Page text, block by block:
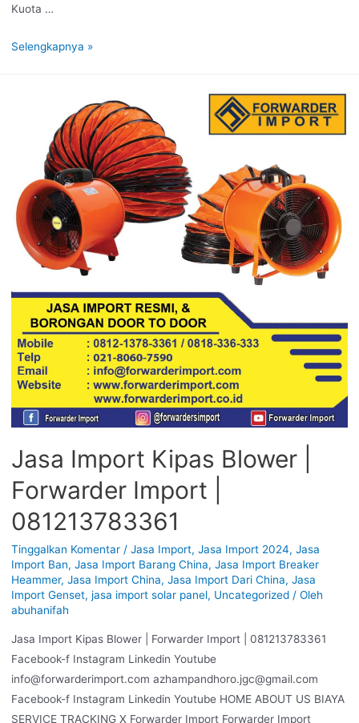
Kuota …
Selengkapnya »
Jasa Import Kipas Blower |
Forwarder Import |
081213783361
Tinggalkan Komentar / Jasa Import, Jasa Import 2024, Jasa
Import Ban, Jasa Import Barang China, Jasa Import Breaker
Heammer, Jasa Import China, Jasa Import Dari China, Jasa
Import Genset, jasa import solar panel, Uncategorized/ Oleh
abuhanifah
Jasa Import Kipas Blower | Forwarder Import | 081213783361
Facebook-f Instagram Linkedin Youtube
info@forwarderimport.com azhampandhoro.jgc@gmail.com
Facebook-f Instagram Linkedin Youtube HOME ABOUT US BIAYA
SERVICE TRACKING X Forwarder Import Forwarder Import